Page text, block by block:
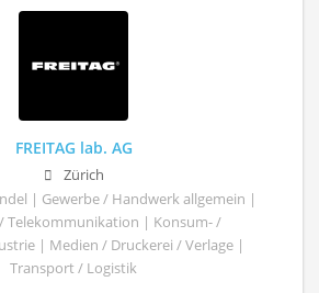
FREITAG lab. AG
Zürich
| Gewerbe / Handwerk allgemein |
Telekommunikation | Konsum- /
| Medien / Druckerei / Verlage |
Transport / Logistik